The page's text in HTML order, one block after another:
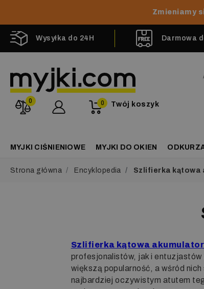
Zmieniamy
Wysyłka do 24H Darmowa
0 Twój koszyk
0
MYJKI CIŚNIENIOWE MYJKI DO OKIEN
Strona główna Encyklopedia Szlifierka kątowa
Szlifierka kątowa
profesjonalistów, jak i
większą popularność, a wśród
najbardziej oczywistym atutem